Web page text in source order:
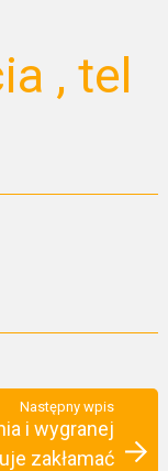
, tel
Następny wpis
i wygranej
zakłamać